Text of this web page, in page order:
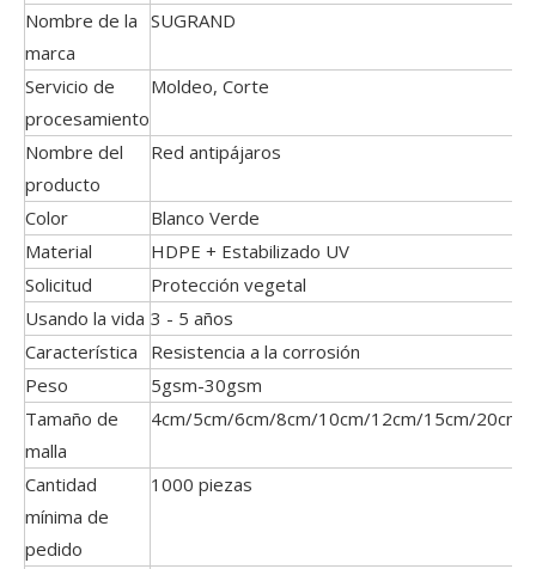
Nombre de la
marca
SUGRAND
Servicio de
procesamiento
Moldeo, Corte
Nombre del
producto
Red antipájaros
Color
Blanco Verde
Material
HDPE + Estabilizado UV
Solicitud
Protección vegetal
Usando la vida 3 - 5 años
Característica
Resistencia a la corrosión
Peso
5gsm-30gsm
Tamaño de
malla
4cm/5cm/6cm/8cm/10cm/12cm/15cm/20cm
Cantidad
mínima de
pedido
1000 piezas